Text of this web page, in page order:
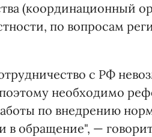
(координационный
по вопросам
с РФ
необходимо
по внедрению
в обращение", —